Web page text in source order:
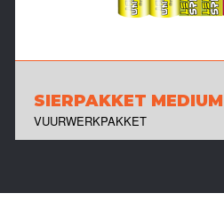
SIERPAKKET MEDIUM
VUURWERKPAKKET